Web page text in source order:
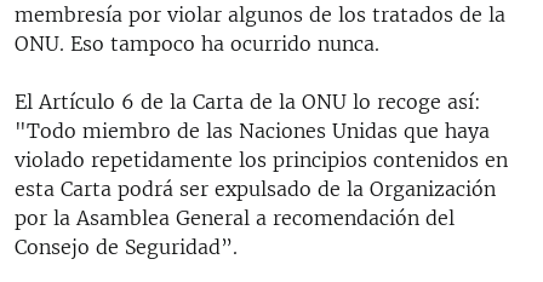
membresía por violar algunos de los tratados de la
ONU. Eso tampoco ha ocurrido nunca.
El Artículo 6 de la Carta de la ONU lo recoge así:
"Todo miembro de las Naciones Unidas que haya
violado repetidamente los principios contenidos en
esta Carta podrá ser expulsado de la Organización
por la Asamblea General a recomendación del
Consejo de Seguridad”.